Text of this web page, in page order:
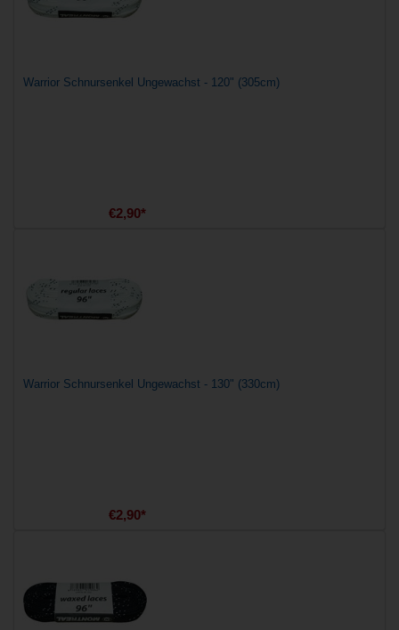
Warrior Schnursenkel Ungewachst - 120" (305cm)
€2,90*
Warrior Schnursenkel Ungewachst - 130" (330cm)
€2,90*